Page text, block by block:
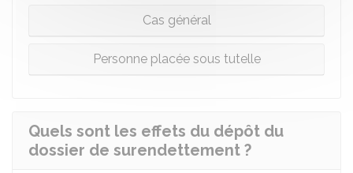
Cas général
Personne placée sous tutelle
Quels sont les effets du dépôt du
dossier de surendettement ?